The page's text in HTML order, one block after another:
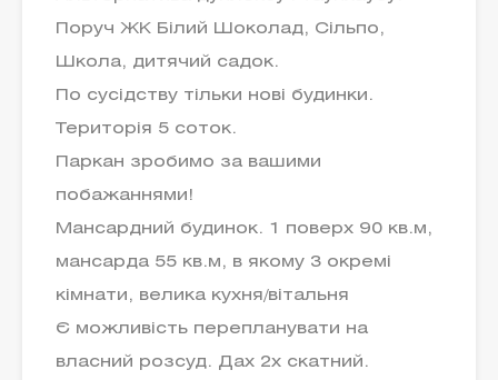
Поруч ЖК Білий Шоколад, Сільпо,
Школа, дитячий садок.
По сусідству тільки нові будинки.
Територія 5 соток.
Паркан зробимо за вашими
побажаннями!
Мансардний будинок. 1 поверх 90 кв.м,
мансарда 55 кв.м, в якому 3 окремі
кімнати, велика кухня/вітальня
Є можливість перепланувати на
власний розсуд. Дах 2х скатний.